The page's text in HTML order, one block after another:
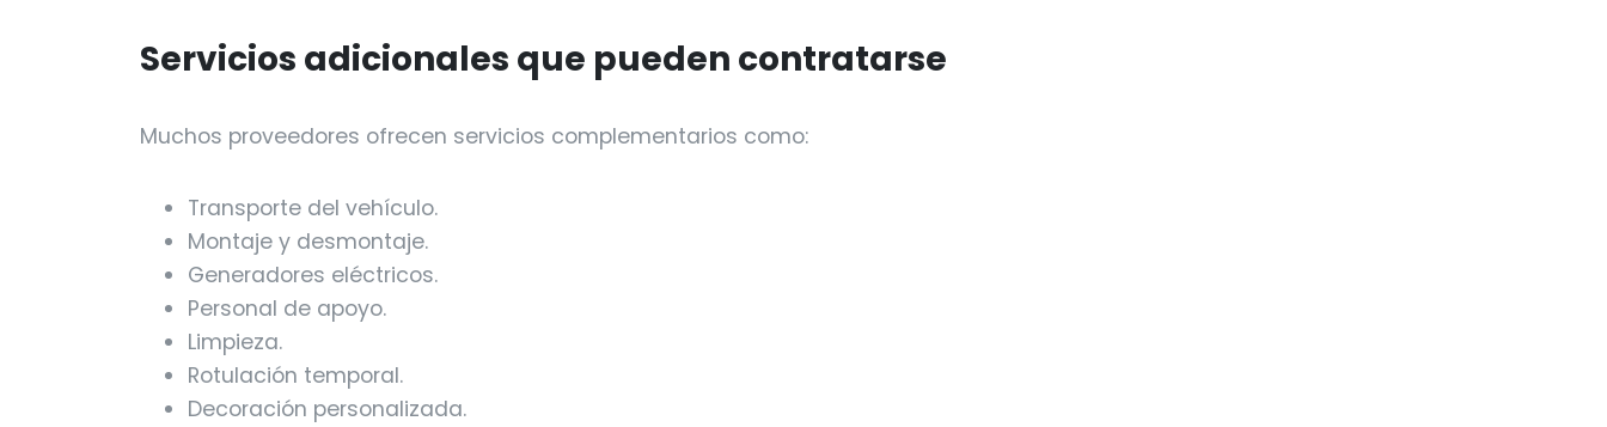
Servicios adicionales que pueden contratarse
Muchos proveedores ofrecen servicios complementarios como:
Transporte del vehículo.
Montaje y desmontaje.
Generadores eléctricos.
Personal de apoyo.
Limpieza.
Rotulación temporal.
Decoración personalizada.